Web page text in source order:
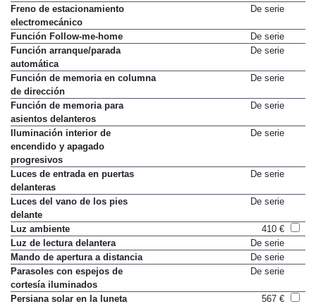
Franja gris en el parabrisas
109 €
Freno de estacionamiento
electromecánico
Función Follow-me-home
De serie
Función arranque/parada
automática
Función de memoria en columna
de dirección
Función de memoria para
asientos delanteros
Iluminación interior de
encendido y apagado
progresivos
Luces de entrada en puertas
delanteras
Luces del vano de los pies
delante
Luz ambiente
410 €
Luz de lectura delantera
De serie
Mando de apertura a distancia
De serie
Parasoles con espejos de
cortesía iluminados